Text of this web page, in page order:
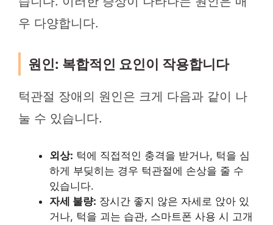
우 다양합니다.
원인: 복합적인 요인이 작용합니다
턱관절 장애의 원인은 크게 다음과 같이 나
눌 수 있습니다.
외상: 턱에 직접적인 충격을 받거나, 턱을 심
하게 부딪히는 경우 턱관절에 손상을 줄 수
있습니다.
자세 불량: 장시간 좋지 않은 자세로 앉아 있
거나, 턱을 괴는 습관, 스마트폰 사용 시 고개